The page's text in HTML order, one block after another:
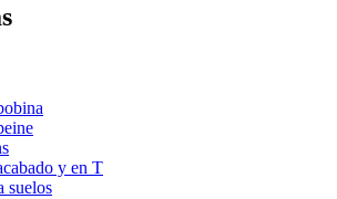
y en T
suelos